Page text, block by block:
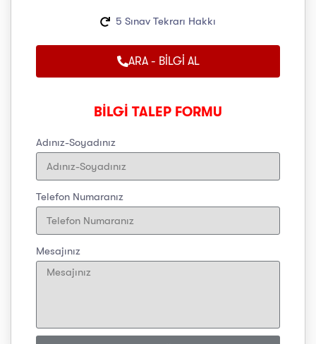
5 Sınav Tekrarı Hakkı
ARA - BİLGİ AL
BİLGİ TALEP FORMU
Adınız-Soyadınız
Telefon Numaranız
Mesajınız